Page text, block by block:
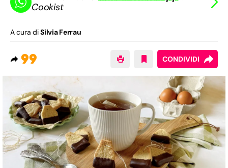
Cookist
A cura diSilvia Ferrau
99 CONDIVIDI